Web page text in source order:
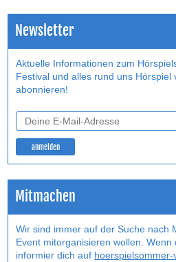
Newsletter
Aktuelle Informationen zum
Festival und alles rund uns Hörspiel
abonnieren!
Mitmachen
Wir sind immer auf der Suche nach
Event mitorganisieren wollen. Wenn
informier dich auf hoerspielsommer-